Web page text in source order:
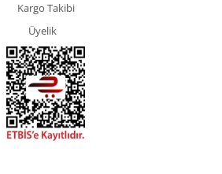
Kargo Takibi
Üyelik